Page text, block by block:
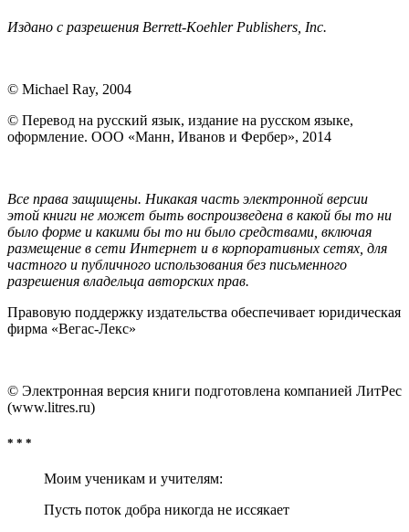
Издано с разрешения Berrett-Koehler Publishers, Inc.
© Michael Ray, 2004
© Перевод на русский язык, издание на русском языке,
оформление. ООО «Манн, Иванов и Фербер», 2014
Все права защищены. Никакая часть электронной версии
этой книги не может быть воспроизведена в какой бы то ни
было форме и какими бы то ни было средствами, включая
размещение в сети Интернет и в корпоративных сетях, для
частного и публичного использования без письменного
разрешения владельца авторских прав.
Правовую поддержку издательства обеспечивает юридическая
фирма «Вегас-Лекс»
© Электронная версия книги подготовлена компанией ЛитРес
(www.litres.ru)
* * *
Моим ученикам и учителям:
Пусть поток добра никогда не иссякает